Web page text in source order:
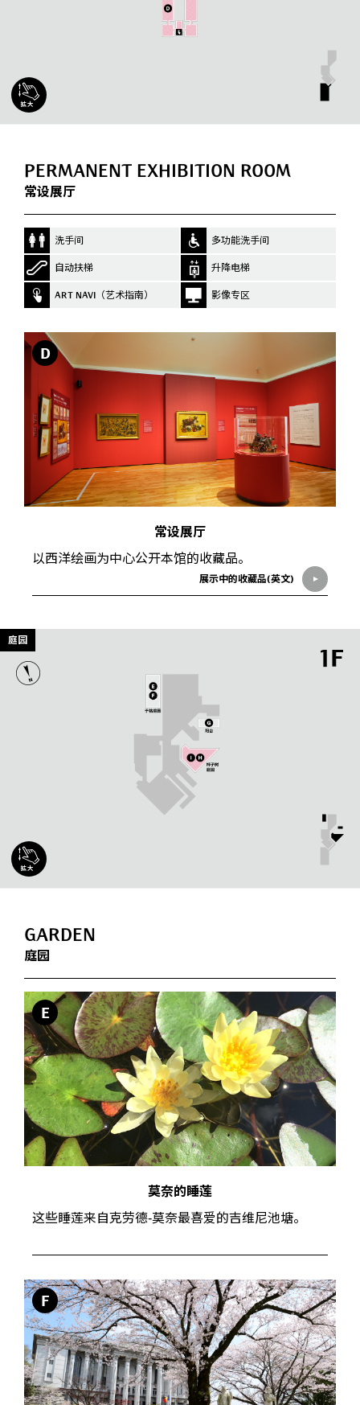
PERMANENT EXHIBITION ROOM
常设展厅
洗手间 多功能洗手间
自动扶梯 升降电梯
ART NAVI（艺术指南） 影像专区
D
常设展厅
以西洋绘画为中心公开本馆的收藏品。
展示中的收藏品(英文)
庭园
1F
GARDEN
庭园
E
莫奈的睡莲
这些睡莲来自克劳德-莫奈最喜爱的吉维尼池塘。
F